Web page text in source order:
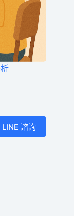
LINE 諮詢